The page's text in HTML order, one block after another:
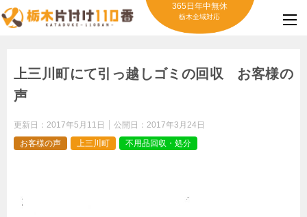
365日年中無休
栃木全域対応
上三川町にて引っ越しゴミの回収 お客様の
声
更新日： 2017年5月11日 公開日： 2017年3月24日
お客様の声
上三川町 不用品回収・処分